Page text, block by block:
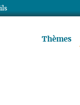
Thèmes